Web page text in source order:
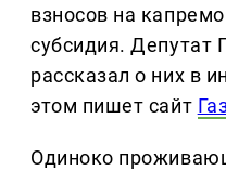
взносов на
субсидия. Депутат
рассказал о них в
этом пишет сайт
Одиноко